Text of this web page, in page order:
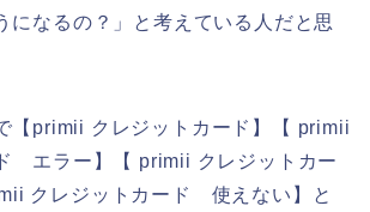
になるの？」と考えている人だと思
【primii クレジットカード】【 primii
エラー】【 primii クレジットカー
クレジットカード 使えない】と